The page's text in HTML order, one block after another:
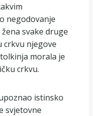
negodovanje
svake druge
crkvu njegove
morala je
crkvu.
istinsko
svjetovne